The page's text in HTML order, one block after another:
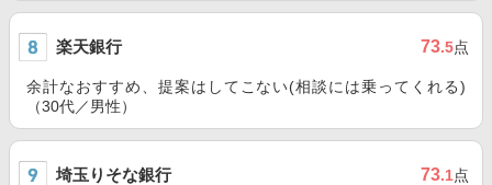
楽天銀行 73.5点
余計なおすすめ、提案はしてこない(相談には乗ってくれる)
（30代／男性）
埼玉りそな銀行 73.1点